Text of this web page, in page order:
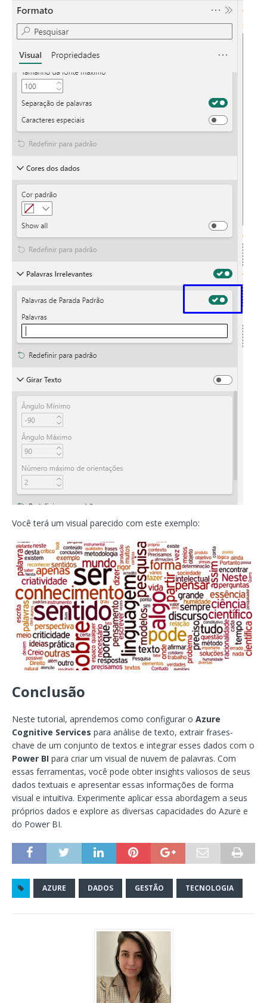
Você terá um visual parecido com este exemplo:
Conclusão
Neste tutorial, aprendemos como configurar o Azure
Cognitive Services para análise de texto, extrair frases-
chave de um conjunto de textos e integrar esses dados com o
Power BI para criar um visual de nuvem de palavras. Com
essas ferramentas, você pode obter insights valiosos de seus
dados textuais e apresentar essas informações de forma
visual e intuitiva. Experimente aplicar essa abordagem a seus
próprios dados e explore as diversas capacidades do Azure e
do Power BI.
AZURE DADOS GESTÃO TECNOLOGIA